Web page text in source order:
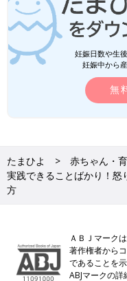
妊娠日数や生
妊娠中から
無
たまひよ 赤ちゃん・
実践できることばかり！怒
方
ＡＢＪマーク
著作権者から
であることを
ABJマークの